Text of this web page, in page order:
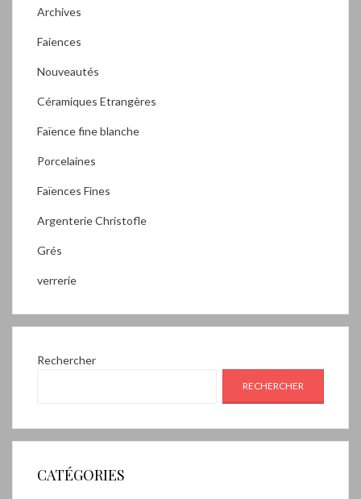
Archives
Faiences
Nouveautés
Céramiques Etrangères
Faïence fine blanche
Porcelaines
Faïences Fines
Argenterie Christofle
Grés
verrerie
Rechercher
RECHERCHER
CATÉGORIES